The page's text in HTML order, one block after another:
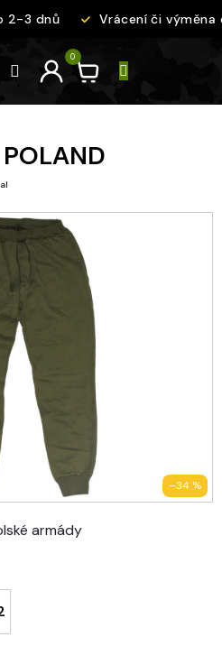
2-3 dnů Vrácení či výměna
–34 %
armády